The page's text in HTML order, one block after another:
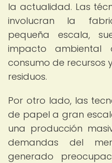
la actualidad. Las
involucran la
pequeña escala,
impacto
consumo de recursos
residuos.
Por otro lado, las
de papel a gran
una producción
demandas del
generado